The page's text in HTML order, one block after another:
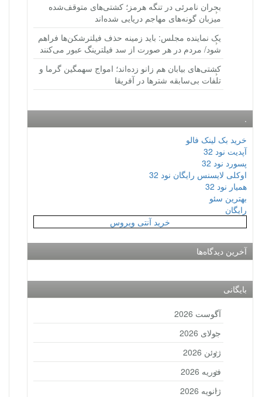
بحران نامرئی در تنگه هرمز؛ کشتی‌های متوقف‌شده
میزبان گونه‌های مهاجم دریایی شده‌اند
یک نماینده مجلس: باید زمینه حذف فیلترشکن‌ها فراهم
شود/ مردم در هر صورت از سد فیلترینگ عبور می‌کنند
کشتی‌های بیابان هم زانو زده‌اند؛ امواج سهمگین گرما و
تلفات بی‌سابقه شترها در آفریقا
.
خرید بک لینک فالو
آپدیت نود 32
پسورد نود 32
اوکلی لایسنس رایگان نود 32
همیار نود 32
بهترین سئو
رایگان
خرید آنتی ویروس
آخرین دیدگاه‌ها
بایگانی
آگوست 2026
جولای 2026
ژوئن 2026
فوریه 2026
ژانویه 2026